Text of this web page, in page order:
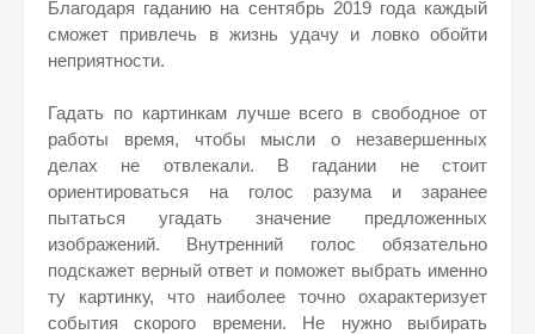
Благодаря гаданию на сентябрь 2019 года каждый
сможет привлечь в жизнь удачу и ловко обойти
неприятности.
Гадать по картинкам лучше всего в свободное от
работы время, чтобы мысли о незавершенных
делах не отвлекали. В гадании не стоит
ориентироваться на голос разума и заранее
пытаться угадать значение предложенных
изображений. Внутренний голос обязательно
подскажет верный ответ и поможет выбрать именно
ту картинку, что наиболее точно охарактеризует
события скорого времени. Не нужно выбирать